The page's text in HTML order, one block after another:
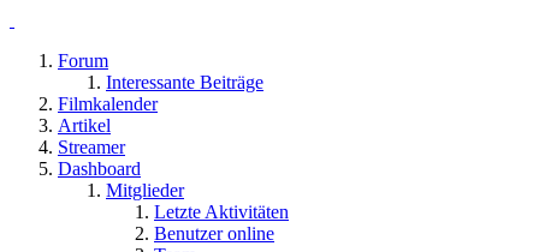
Forum
Interessante Beiträge
Filmkalender
Artikel
Streamer
Dashboard
Mitglieder
Letzte Aktivitäten
Benutzer online